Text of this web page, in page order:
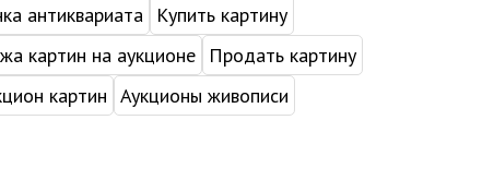
антиквариата
Купить картину
картин на аукционе
Продать картину
картин Аукционы живописи